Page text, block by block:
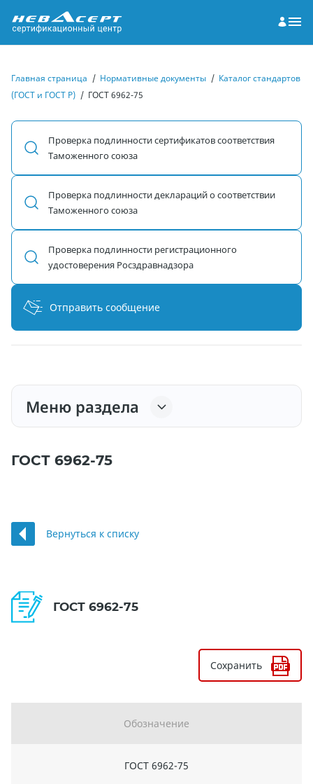
Главная страница / Нормативные документы / Каталог стандартов
(ГОСТ и ГОСТ Р) / ГОСТ 6962-75
Проверка подлинности сертификатов соответствия
Таможенного союза
Проверка подлинности деклараций о соответствии
Таможенного союза
Проверка подлинности регистрационного
удостоверения Росздравнадзора
Отправить сообщение
Меню раздела
ГОСТ 6962-75
Вернуться к списку
ГОСТ 6962-75
Сохранить
Обозначение
ГОСТ 6962-75